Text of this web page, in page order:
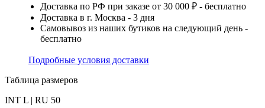
Доставка по РФ при заказе от 30 000 ₽ - бесплатно
Доставка в г. Москва - 3 дня
Самовывоз из наших бутиков на следующий день -
бесплатно
Подробные условия доставки
Таблица размеров
INT L | RU 50